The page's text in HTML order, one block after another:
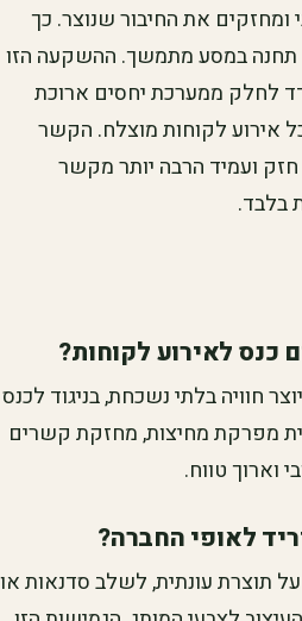
את החיבור שנוצר. כך
תחנה במסע מתמשך. ההשקעה הזו
לחלק ממערכת יחסים ארוכת
אירוע לקוחות מוצלח. הקשר
ועמיד הרבה יותר מקשר
בלבד.
כנס לאירוע לקוחות?
חוויה בלתי נשכחת, בניגוד לכנס
מפרקת מחיצות, מחזקת קשרים
וארוך טווח.
לאופי החברה?
תוצרת עונתית, לשלב סדנאות או